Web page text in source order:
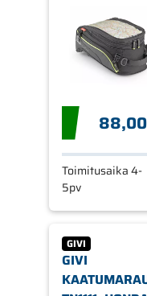
Toimitusaika 4-
5pv
GIVI
GIVI